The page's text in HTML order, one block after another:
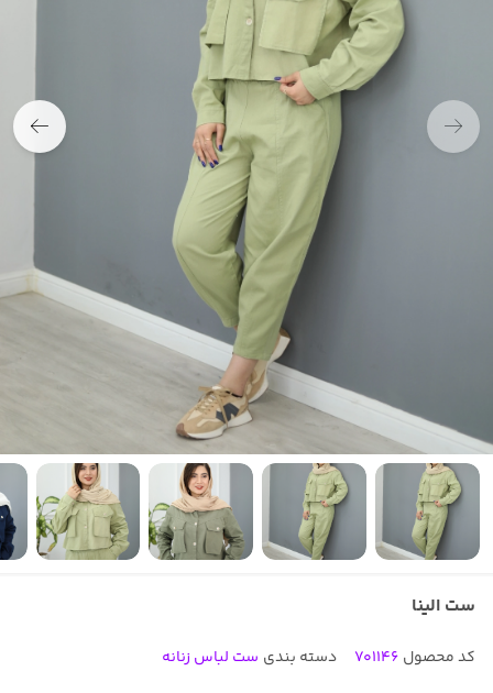
ست الینا
کد محصول 701146 دسته بندی ست لباس زنانه